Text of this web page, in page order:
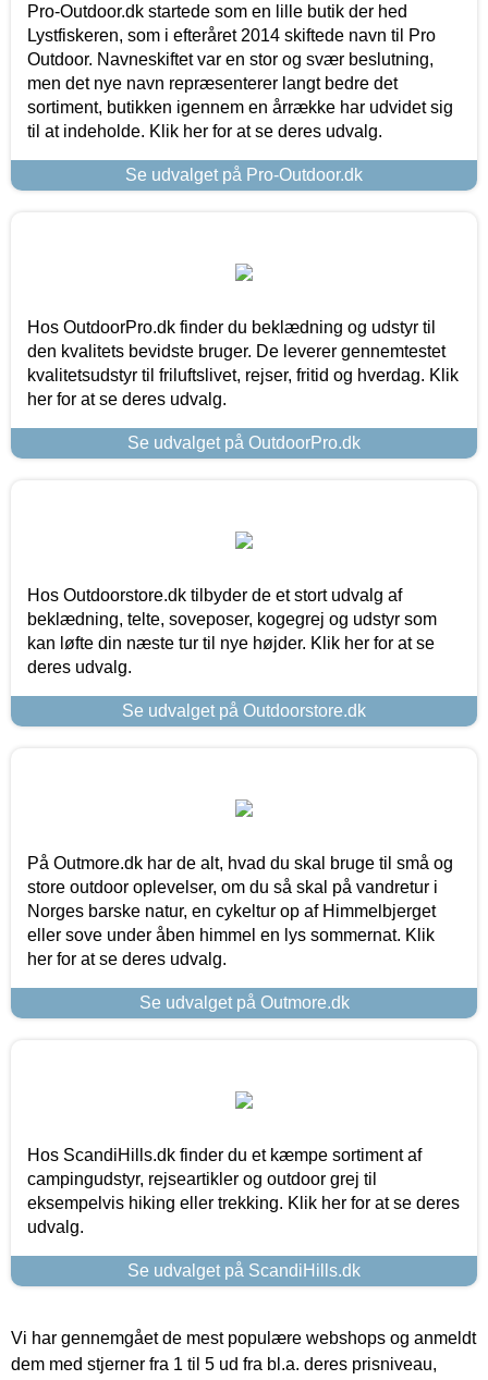
Pro-Outdoor.dk startede som en lille butik der hed
Lystfiskeren, som i efteråret 2014 skiftede navn til Pro
Outdoor. Navneskiftet var en stor og svær beslutning,
men det nye navn repræsenterer langt bedre det
sortiment, butikken igennem en årrække har udvidet sig
til at indeholde. Klik her for at se deres udvalg.
Se udvalget på Pro-Outdoor.dk
Hos OutdoorPro.dk finder du beklædning og udstyr til
den kvalitets bevidste bruger. De leverer gennemtestet
kvalitetsudstyr til friluftslivet, rejser, fritid og hverdag. Klik
her for at se deres udvalg.
Se udvalget på OutdoorPro.dk
Hos Outdoorstore.dk tilbyder de et stort udvalg af
beklædning, telte, soveposer, kogegrej og udstyr som
kan løfte din næste tur til nye højder. Klik her for at se
deres udvalg.
Se udvalget på Outdoorstore.dk
På Outmore.dk har de alt, hvad du skal bruge til små og
store outdoor oplevelser, om du så skal på vandretur i
Norges barske natur, en cykeltur op af Himmelbjerget
eller sove under åben himmel en lys sommernat. Klik
her for at se deres udvalg.
Se udvalget på Outmore.dk
Hos ScandiHills.dk finder du et kæmpe sortiment af
campingudstyr, rejseartikler og outdoor grej til
eksempelvis hiking eller trekking. Klik her for at se deres
udvalg.
Se udvalget på ScandiHills.dk
Vi har gennemgået de mest populære webshops og anmeldt
dem med stjerner fra 1 til 5 ud fra bl.a. deres prisniveau,